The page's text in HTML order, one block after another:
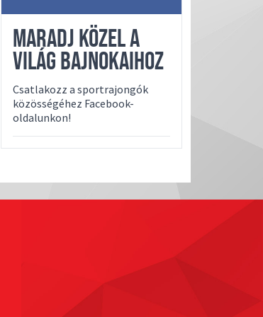
MARADJ KÖZEL A
VILÁG BAJNOKAIHOZ
Csatlakozz a sportrajongók
közösségéhez Facebook-
oldalunkon!